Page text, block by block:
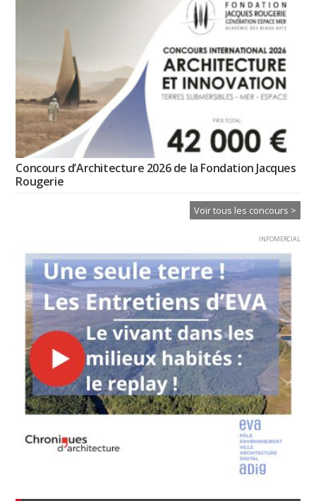
Concours d’Architecture 2026 de la Fondation Jacques
Rougerie
Voir tous les concours >
INFOMERCIAL